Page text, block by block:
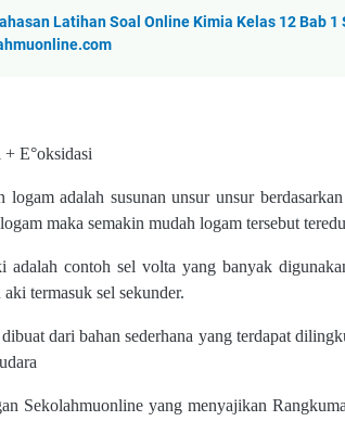
Latihan Soal Online Kimia Kelas 12 Bab
+ E°oksidasi
logam adalah susunan unsur unsur
maka semakin mudah logam tersebut
adalah contoh sel volta yang banyak
termasuk sel sekunder.
dari bahan sederhana yang terdapat
Sekolahmuonline yang menyajikan